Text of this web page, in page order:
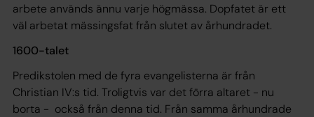
arbete används ännu varje högmässa. Dopfatet är ett
väl arbetat mässingsfat från slutet av århundradet.
1600-talet
Predikstolen med de fyra evangelisterna är från
Christian IV:s tid. Troligtvis var det förra altaret - nu
borta - också från denna tid. Från samma århundrade